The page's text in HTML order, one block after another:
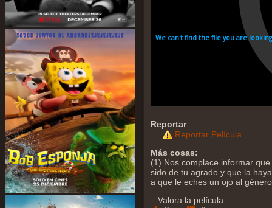
Reportar
Reportar Película
Más cosas:
(1) Nos complace informar
sido de tu agrado y que la
a que le eches un ojo al
Valora la película